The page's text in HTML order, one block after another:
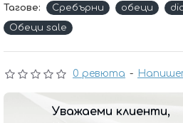
0 ревюта -
Тагове: Сребърни обеци
Обеци sale
Уважаеми клиенти,